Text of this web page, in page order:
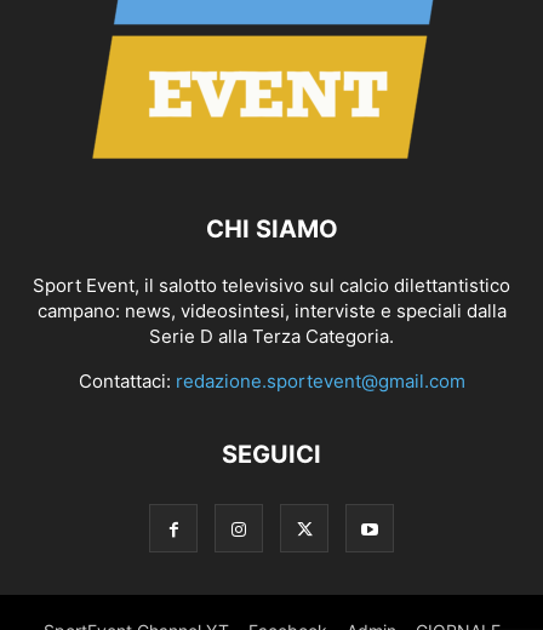
CHI SIAMO
Sport Event, il salotto televisivo sul calcio dilettantistico
campano: news, videosintesi, interviste e speciali dalla
Serie D alla Terza Categoria.
Contattaci: redazione.sportevent@gmail.com
SEGUICI